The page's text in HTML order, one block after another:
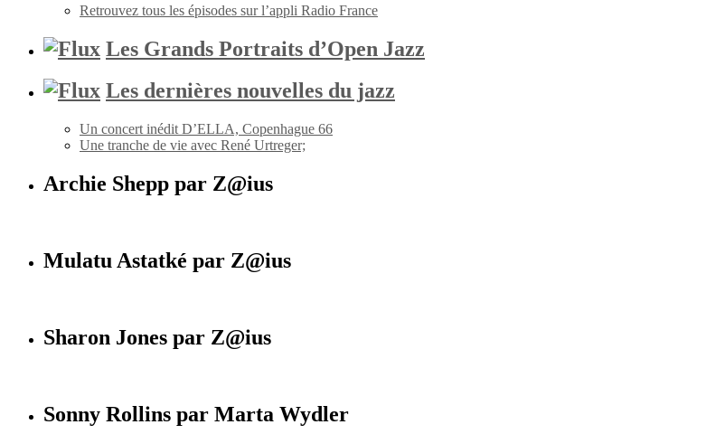
Retrouvez tous les épisodes sur l’appli Radio France
Les Grands Portraits d’Open Jazz
Les dernières nouvelles du jazz
Un concert inédit D’ELLA, Copenhague 66
Une tranche de vie avec René Urtreger;
Archie Shepp par Z@ius
Mulatu Astatké par Z@ius
Sharon Jones par Z@ius
Sonny Rollins par Marta Wydler